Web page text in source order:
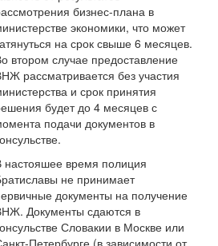
бизнес-плана в
экономики, что может
на срок свыше 6 месяцев.
втором случае предоставление
рассматривается без участия
и срок принятия
будет до 4 месяцев с
подачи документов в
настояшее время полиция
не принимает
документы на получение
Документы сдаются в
Словакии в Москве или
Петербурге (в зависимости от